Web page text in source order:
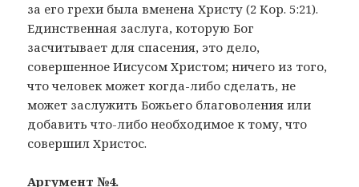
за его грехи была вменена Христу (2 Кор. 5:21).
Единственная заслуга, которую Бог
засчитывает для спасения, это дело,
совершенное Иисусом Христом; ничего из того,
что человек может когда-либо сделать, не
может заслужить Божьего благоволения или
добавить что-либо необходимое к тому, что
совершил Христос.
Аргумент №4.